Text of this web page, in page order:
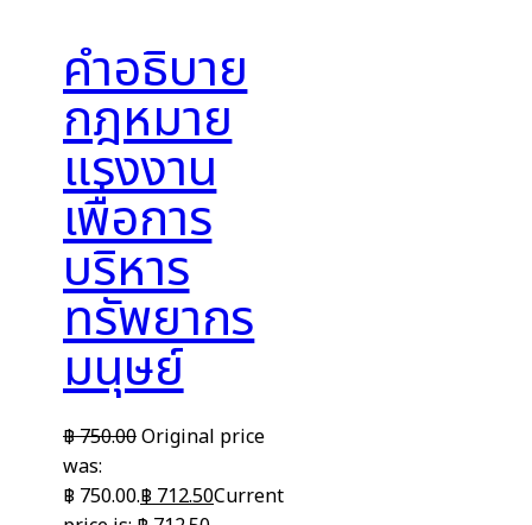
คำอธิบาย
กฎหมาย
แรงงาน
เพื่อการ
บริหาร
ทรัพยากร
มนุษย์
฿750.00Original price
was:
฿ 750.00.฿712.50Current